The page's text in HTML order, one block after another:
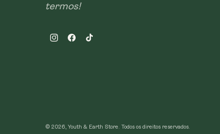
termos!
InstagramFacebookTikTok
© 2026, Youth & Earth Store. Todos os direitos reservados.